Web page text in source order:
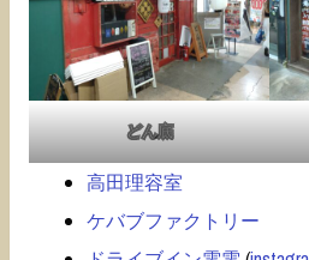
どん底
高田理容室
ケバブファクトリー